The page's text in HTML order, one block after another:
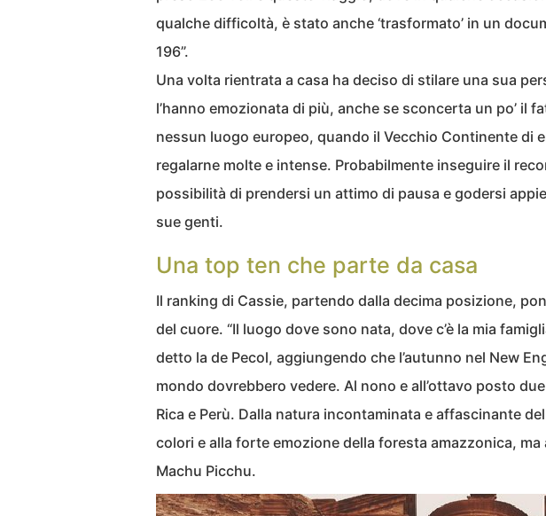
qualche difficoltà, è stato anche ‘trasformato’ in un
196”.
Una volta rientrata a casa ha deciso di stilare una sua
l’hanno emozionata di più, anche se sconcerta un po’ il
nessun luogo europeo, quando il Vecchio Continente di
regalarne molte e intense. Probabilmente inseguire il
possibilità di prendersi un attimo di pausa e godersi
sue genti.
Una top ten che parte da casa
Il ranking di Cassie, partendo dalla decima posizione,
del cuore. “Il luogo dove sono nata, dove c’è la mia
detto la de Pecol, aggiungendo che l’autunno nel New
mondo dovrebbero vedere. Al nono e all’ottavo posto
Rica e Perù. Dalla natura incontaminata e affascinante
colori e alla forte emozione della foresta amazzonica, ma
Machu Picchu.